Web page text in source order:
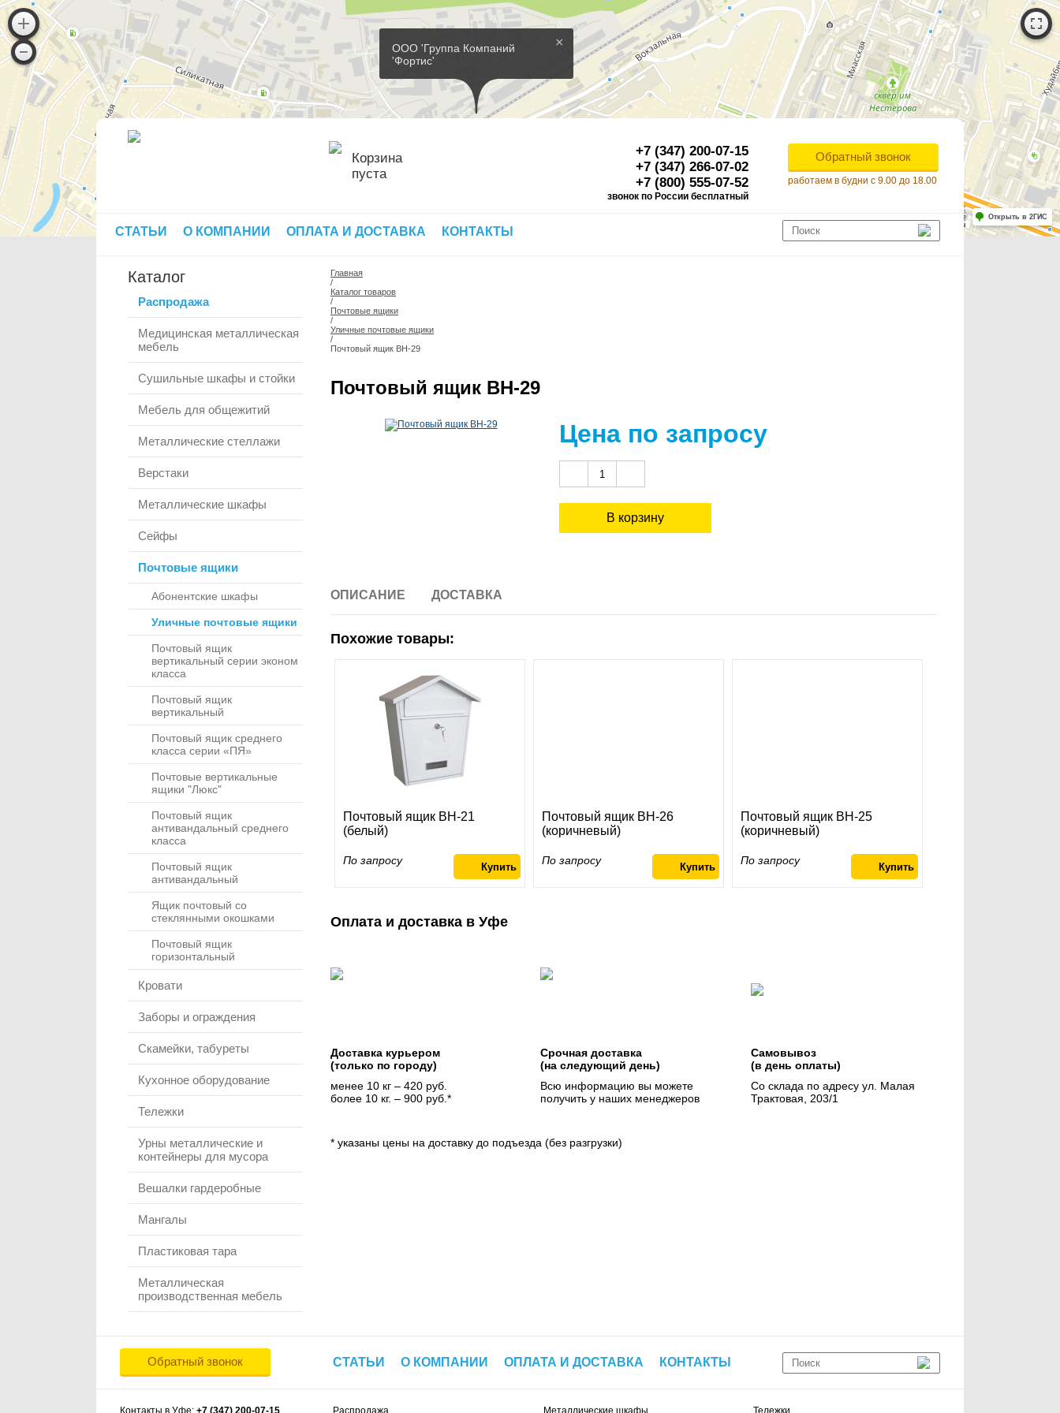
×
ООО 'Группа Компаний
'Фортис'
Работает на API 2ГИС
Лицензионное соглашение
Для корректной работы Raster JS API нужен ключ. Помощь: api@2gis.ru
Открыть в 2ГИС
Корзина
пуста
+7 (347) 200-07-15
+7 (347) 266-07-02
+7 (800) 555-07-52
звонок по России бесплатный
Обратный звонок
работаем в будни с 9.00 до 18.00
СТАТЬИ О КОМПАНИИ ОПЛАТА И ДОСТАВКА КОНТАКТЫ
Каталог
Распродажа
Медицинская металлическая
мебель
Сушильные шкафы и стойки
Мебель для общежитий
Металлические стеллажи
Верстаки
Металлические шкафы
Сейфы
Почтовые ящики
Абонентские шкафы
Уличные почтовые ящики
Почтовый ящик
вертикальный серии эконом
класса
Почтовый ящик
вертикальный
Почтовый ящик среднего
класса серии «ПЯ»
Почтовые вертикальные
ящики "Люкс"
Почтовый ящик
антивандальный среднего
класса
Почтовый ящик
антивандальный
Ящик почтовый со
стеклянными окошками
Почтовый ящик
горизонтальный
Кровати
Заборы и ограждения
Скамейки, табуреты
Кухонное оборудование
Тележки
Урны металлические и
контейнеры для мусора
Вешалки гардеробные
Мангалы
Пластиковая тара
Металлическая
производственная мебель
Главная
/
Каталог товаров
/
Почтовые ящики
/
Уличные почтовые ящики
/
Почтовый ящик ВН-29
Почтовый ящик ВН-29
Цена по запросу
ОПИСАНИЕ ДОСТАВКА
Похожие товары:
Почтовый ящик ВН-21
(белый)
По запросу
Почтовый ящик ВН-26
(коричневый)
По запросу
Почтовый ящик ВН-25
(коричневый)
По запросу
Оплата и доставка в Уфе
Доставка курьером
(только по городу)
менее 10 кг – 420 руб.
более 10 кг. – 900 руб.*
Срочная доставка
(на следующий день)
Всю информацию вы можете
получить у наших менеджеров
Самовывоз
(в день оплаты)
Со склада по адресу ул. Малая
Трактовая, 203/1
* указаны цены на доставку до подъезда (без разгрузки)
Обратный звонок СТАТЬИ О КОМПАНИИ ОПЛАТА И ДОСТАВКА КОНТАКТЫ
Контакты в Уфе: +7 (347) 200-07-15 Распродажа Металлические шкафы Тележки